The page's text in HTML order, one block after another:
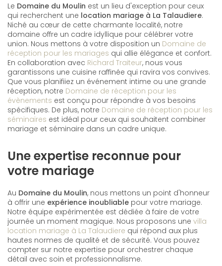
Le Domaine du Moulin est un lieu d'exception pour ceux
qui recherchent une location mariage à La Talaudiere.
Niché au cœur de cette charmante localité, notre
domaine offre un cadre idyllique pour célébrer votre
union. Nous mettons à votre disposition un Domaine de
réception pour les mariages qui allie élégance et confort.
En collaboration avec Richard Traiteur, nous vous
garantissons une cuisine raffinée qui ravira vos convives.
Que vous planifiiez un événement intime ou une grande
réception, notre Domaine de réception pour les
évènements est conçu pour répondre à vos besoins
spécifiques. De plus, notre Domaine de réception pour les
séminaires est idéal pour ceux qui souhaitent combiner
mariage et séminaire dans un cadre unique.
Une expertise reconnue pour
votre mariage
Au Domaine du Moulin, nous mettons un point d'honneur
à offrir une expérience inoubliable pour votre mariage.
Notre équipe expérimentée est dédiée à faire de votre
journée un moment magique. Nous proposons une villa
location mariage à La Talaudiere qui répond aux plus
hautes normes de qualité et de sécurité. Vous pouvez
compter sur notre expertise pour orchestrer chaque
détail avec soin et professionnalisme.